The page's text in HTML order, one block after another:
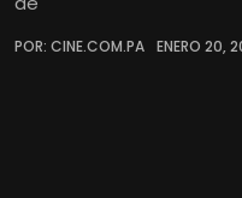
POR: CINE.COM.PA ENERO 20,